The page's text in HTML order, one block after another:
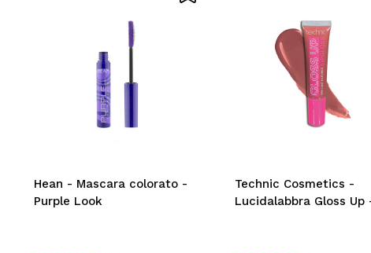
Hean - Mascara colorato -
Purple Look
Technic Cosmetics -
Lucidalabbra Gloss Up